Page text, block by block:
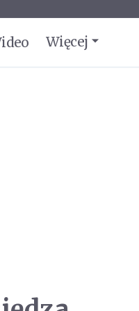
Więcej